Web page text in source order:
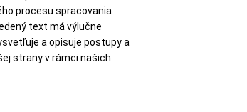
procesu spracovania
text má výlučne
a opisuje postupy a
strany v rámci našich